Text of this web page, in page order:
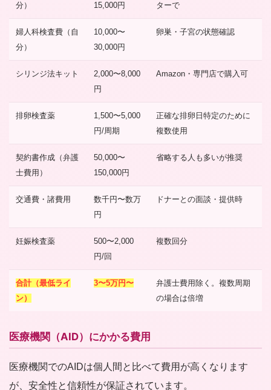
分）
15,000円
ターで
婦人科検査費（自
分）
10,000〜
30,000円
卵巣・子宮の状態確認
シリンジ法キット
2,000〜8,000
円
Amazon・専門店で購入可
排卵検査薬
1,500〜5,000
円/周期
正確な排卵日特定のために
複数使用
契約書作成（弁護
士費用）
50,000〜
150,000円
省略する人も多いが推奨
交通費・諸費用
数千円〜数万
円
ドナーとの面談・提供時
妊娠検査薬
500〜2,000
円/回
複数回分
合計（最低ライ
ン）
3〜5万円〜
弁護士費用除く。複数周期
の場合は倍増
医療機関（AID）にかかる費用
医療機関でのAIDは個人間と比べて費用が高くなります
が、安全性と信頼性が保証されています。